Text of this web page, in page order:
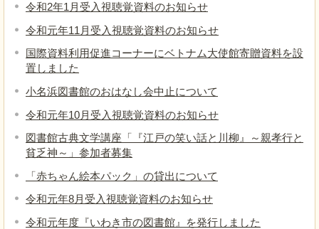
令和2年1月受入視聴覚資料のお知らせ
令和元年11月受入視聴覚資料のお知らせ
国際資料利用促進コーナーにベトナム大使館寄贈資料を設
置しました
小名浜図書館のおはなし会中止について
令和元年10月受入視聴覚資料のお知らせ
図書館古典文学講座「『江戸の笑い話と川柳』～親孝行と
貧乏神～」参加者募集
「赤ちゃん絵本パック」の貸出について
令和元年8月受入視聴覚資料のお知らせ
令和元年度『いわき市の図書館』を発行しました